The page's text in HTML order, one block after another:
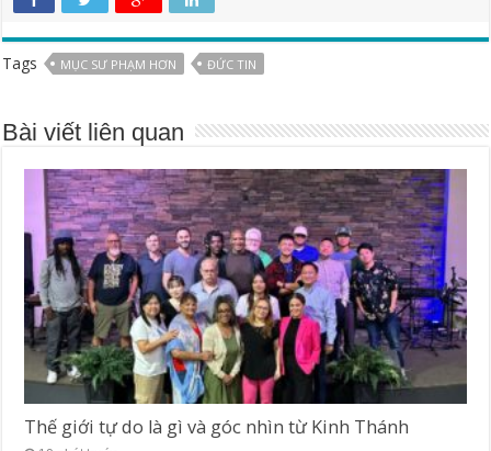
Tags MỤC SƯ PHẠM HƠN ĐỨC TIN
Bài viết liên quan
Thế giới tự do là gì và góc nhìn từ Kinh Thánh